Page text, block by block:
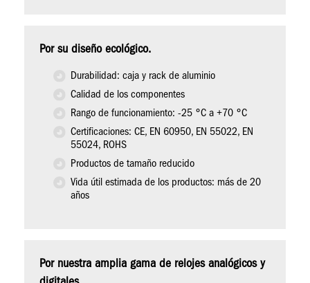
Por su diseño ecológico.
Durabilidad: caja y rack de aluminio
Calidad de los componentes
Rango de funcionamiento: -25 °C a +70 °C
Certificaciones: CE, EN 60950, EN 55022, EN
55024, ROHS
Productos de tamaño reducido
Vida útil estimada de los productos: más de 20
años
Por nuestra amplia gama de relojes analógicos y